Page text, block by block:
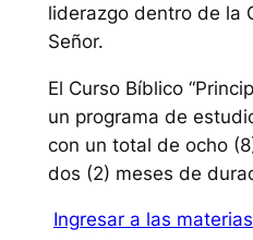
liderazgo dentro de la
Señor.
El Curso Bíblico
un programa de
con un total de ocho
dos (2) meses de
Ingresar a las